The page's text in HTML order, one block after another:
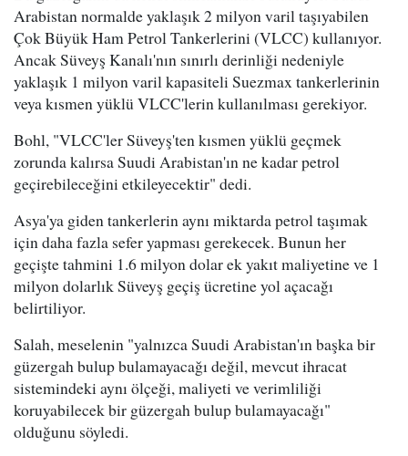
Arabistan normalde yaklaşık 2 milyon varil taşıyabilen
Çok Büyük Ham Petrol Tankerlerini (VLCC) kullanıyor.
Ancak Süveyş Kanalı'nın sınırlı derinliği nedeniyle
yaklaşık 1 milyon varil kapasiteli Suezmax tankerlerinin
veya kısmen yüklü VLCC'lerin kullanılması gerekiyor.
Bohl, "VLCC'ler Süveyş'ten kısmen yüklü geçmek
zorunda kalırsa Suudi Arabistan'ın ne kadar petrol
geçirebileceğini etkileyecektir" dedi.
Asya'ya giden tankerlerin aynı miktarda petrol taşımak
için daha fazla sefer yapması gerekecek. Bunun her
geçişte tahmini 1.6 milyon dolar ek yakıt maliyetine ve 1
milyon dolarlık Süveyş geçiş ücretine yol açacağı
belirtiliyor.
Salah, meselenin "yalnızca Suudi Arabistan'ın başka bir
güzergah bulup bulamayacağı değil, mevcut ihracat
sistemindeki aynı ölçeği, maliyeti ve verimliliği
koruyabilecek bir güzergah bulup bulamayacağı"
olduğunu söyledi.